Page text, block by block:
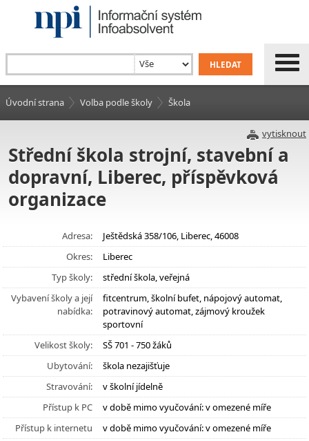
Úvodní strana Volba podle školy Škola
vytisknout
Střední škola strojní, stavební a
dopravní, Liberec, příspěvková
organizace
Adresa:
Ještědská 358/106, Liberec, 46008
Okres:
Liberec
Typ školy:
střední škola, veřejná
Vybavení školy a její
nabídka:
fitcentrum, školní bufet, nápojový automat,
potravinový automat, zájmový kroužek
sportovní
Velikost školy:
SŠ 701 - 750 žáků
Ubytování:
škola nezajišťuje
Stravování:
v školní jídelně
Přístup k PC
v době mimo vyučování: v omezené míře
Přístup k internetu
v době mimo vyučování: v omezené míře